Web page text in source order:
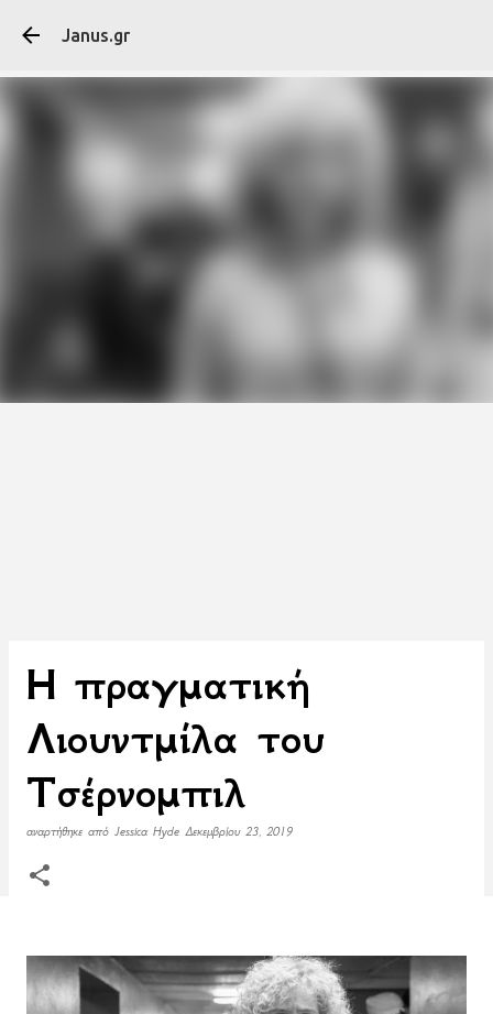
Janus.gr
Η πραγματική
Λιουντμίλα του
Τσέρνομπιλ
αναρτήθηκε από Jessica Hyde Δεκεμβρίου 23, 2019